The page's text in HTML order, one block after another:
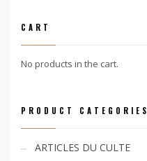
CART
No products in the cart.
PRODUCT CATEGORIES
ARTICLES DU CULTE